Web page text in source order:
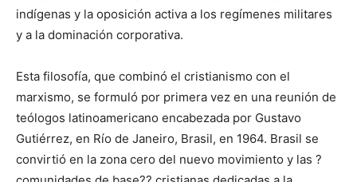
indígenas y la oposición activa a los regímenes militares
y a la dominación corporativa.
Esta filosofía, que combinó el cristianismo con el
marxismo, se formuló por primera vez en una reunión de
teólogos latinoamericano encabezada por Gustavo
Gutiérrez, en Río de Janeiro, Brasil, en 1964. Brasil se
convirtió en la zona cero del nuevo movimiento y las ?